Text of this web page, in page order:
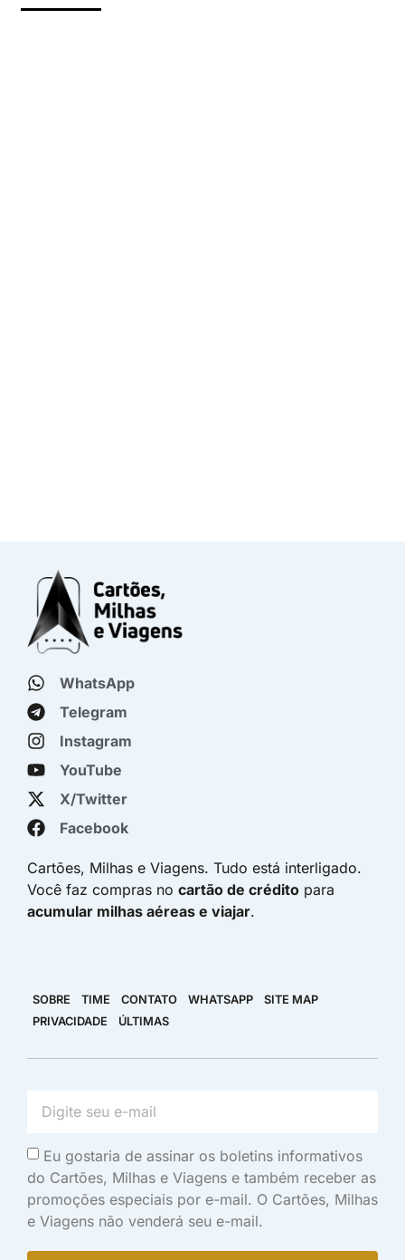
WhatsApp
Telegram
Instagram
YouTube
X/Twitter
Facebook
Cartões, Milhas e Viagens. Tudo está interligado.
Você faz compras no cartão de crédito para
acumular milhas aéreas e viajar.
SOBRE TIME CONTATO WHATSAPP
SITE MAP
PRIVACIDADE
ÚLTIMAS
Eu gostaria de assinar os boletins informativos
do Cartões, Milhas e Viagens e também receber as
promoções especiais por e-mail. O Cartões, Milhas
e Viagens não venderá seu e-mail.